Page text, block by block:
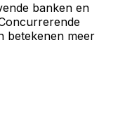
banken en
betekenen meer